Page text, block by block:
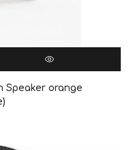
QUICK VIEW
Speaker orange